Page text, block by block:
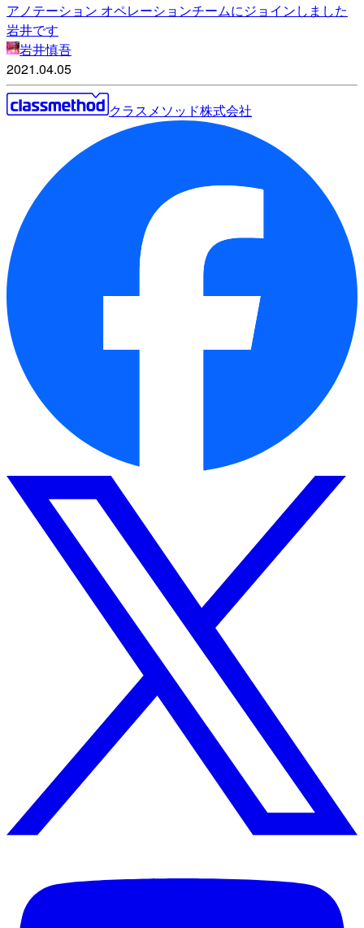
アノテーション オペレーションチームにジョインしました
岩井です
岩井慎吾
2021.04.05
クラスメソッド株式会社